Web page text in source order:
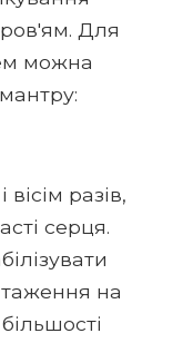
Для
можна
разів,
серця.
на